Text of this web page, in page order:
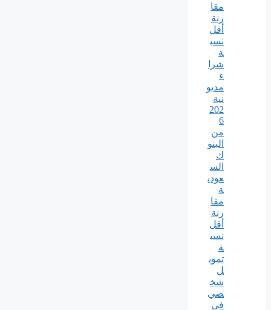
مقا
رنة
أقل
نسب
ة
شرا
ء
مديو
نية
202
6
من
البنو
ك
الس
عودي
ة
مقا
رنة
أقل
نسب
ة
تموي
ل
شخ
صي
في